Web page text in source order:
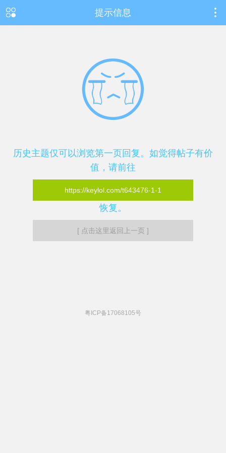
提示信息
历史主题仅可以浏览第一页回复。如觉得帖子有价
值，请前往
https://keylol.com/t643476-1-1
恢复。
[ 点击这里返回上一页 ]
粤ICP备17068105号